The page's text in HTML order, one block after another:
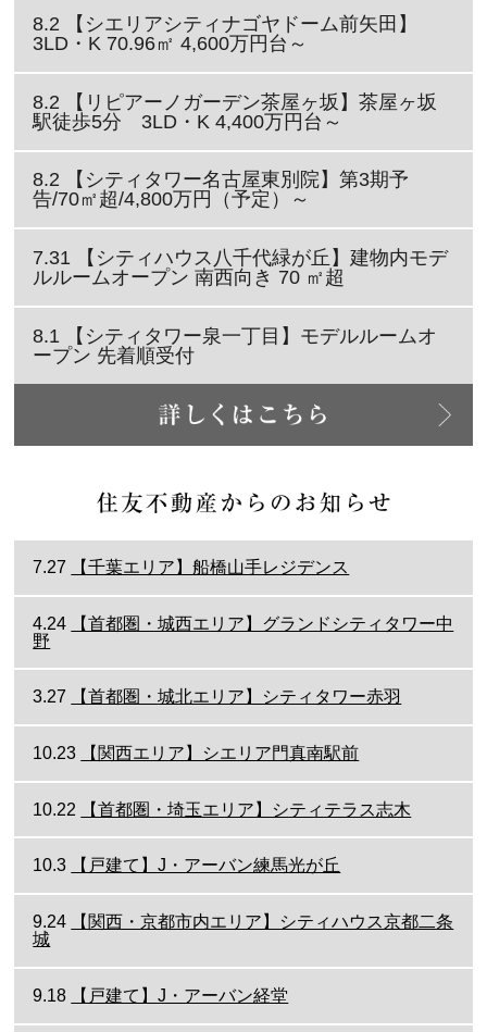
8.2 【シエリアシティナゴヤドーム前矢田】
3LD・K 70.96㎡ 4,600万円台～
8.2 【リピアーノガーデン茶屋ヶ坂】茶屋ヶ坂
駅徒歩5分 3LD・K 4,400万円台～
8.2 【シティタワー名古屋東別院】第3期予
告/70㎡超/4,800万円（予定）～
7.31 【シティハウス八千代緑が丘】建物内モデ
ルルームオープン 南西向き 70 ㎡超
8.1 【シティタワー泉一丁目】モデルルームオ
ープン 先着順受付
7.27 【千葉エリア】船橋山手レジデンス
4.24
【首都圏・城西エリア】グランドシティタワー中
野
3.27 【首都圏・城北エリア】シティタワー赤羽
10.23 【関西エリア】シエリア門真南駅前
10.22 【首都圏・埼玉エリア】シティテラス志木
10.3 【戸建て】J・アーバン練馬光が丘
9.24
【関西・京都市内エリア】シティハウス京都二条
城
9.18 【戸建て】J・アーバン経堂